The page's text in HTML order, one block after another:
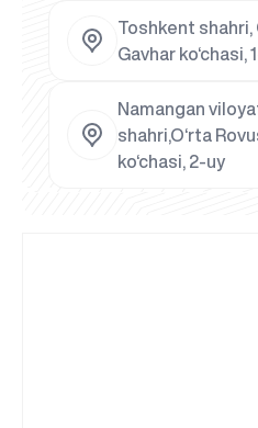
Toshkent
Gavhar ko‘chasi,
Namangan
shahri,O‘rta
ko‘chasi, 2-uy